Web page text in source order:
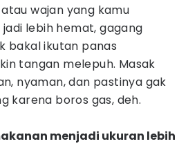
wajan yang kamu
jadi lebih hemat, gagang
bakal ikutan panas
tangan melepuh. Masak
nyaman, dan pastinya gak
karena boros gas, deh.
menjadi ukuran lebih